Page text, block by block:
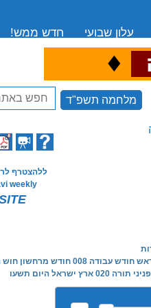
חדש ממש! עלון שבועי
♦
Search
מלחמה תשפ"ד
ללהצטרף
weekly
חודש עבודה 008 חודש מרחשון חוש הריח
פניני תורה 020 ארץ ישראל היום תשעו